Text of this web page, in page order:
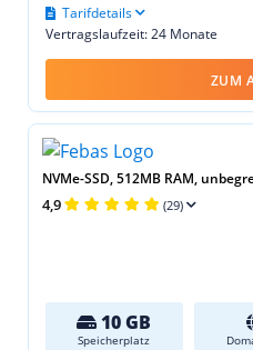
Vertragslaufzeit: 24 Monate
Tarifdetails
ZUM
NVMe-SSD, 512MB RAM,
4,9 (29)
10 GB
Speicherplatz